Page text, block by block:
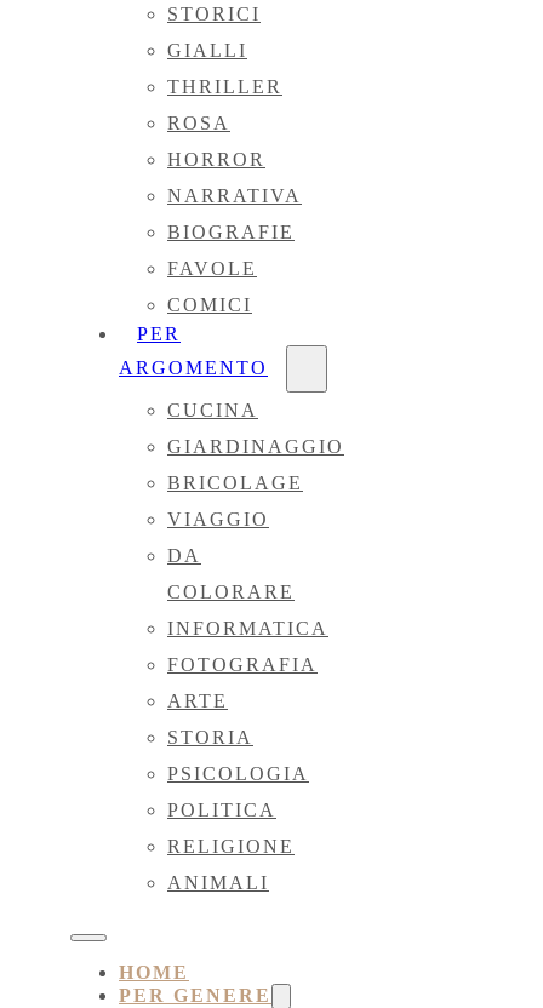
STORICI
GIALLI
THRILLER
ROSA
HORROR
NARRATIVA
BIOGRAFIE
FAVOLE
COMICI
PER
ARGOMENTO
CUCINA
GIARDINAGGIO
BRICOLAGE
VIAGGIO
DA
COLORARE
INFORMATICA
FOTOGRAFIA
ARTE
STORIA
PSICOLOGIA
POLITICA
RELIGIONE
ANIMALI
HOME
PER GENERE